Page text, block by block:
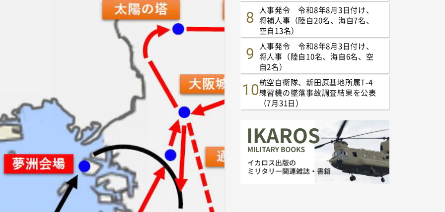
人事発令 令和8年8月3日付け、
将補人事（陸自20名、海自7名、
空自13名）
人事発令 令和8年8月3日付け、
将人事（陸自10名、海自6名、空
自2名）
航空自衛隊、新田原基地所属T-4
練習機の墜落事故調査結果を公表
（7月31日）